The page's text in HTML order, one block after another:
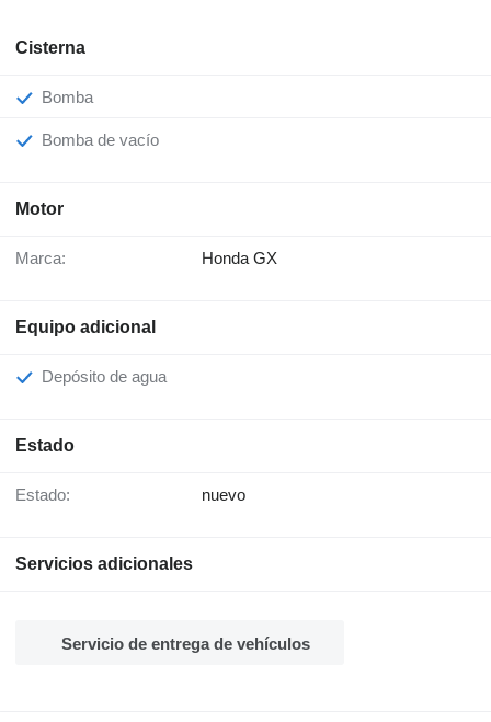
Cisterna
Bomba
Bomba de vacío
Motor
Marca: Honda GX
Equipo adicional
Depósito de agua
Estado
Estado: nuevo
Servicios adicionales
Servicio de entrega de vehículos